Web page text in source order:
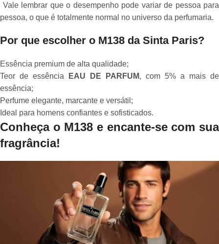
Vale lembrar que o desempenho pode variar de pessoa para
pessoa, o que é totalmente normal no universo da perfumaria.
Por que escolher o M138 da Sinta Paris?
Essência premium de alta qualidade;
Teor de essência
EAU DE PARFUM, com 5% a mais de
essência;
Perfume elegante, marcante e versátil;
Ideal para homens confiantes e sofisticados.
Conheça o M138 e encante-se com sua
fragrância!